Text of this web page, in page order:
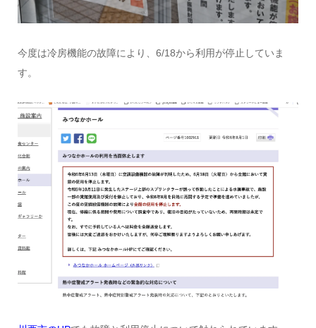
今度は冷房機能の故障により、6/18から利用が停止していま
す。